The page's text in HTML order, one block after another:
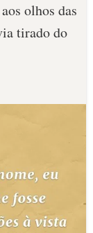
olhos das
tirado do